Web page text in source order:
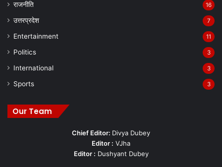
राजनीति 16
उत्तरप्रदेश 7
Entertainment 11
Politics 3
International 3
Sports 3
Our Team
Chief Editor: Divya Dubey
Editor : VJha
Editor : Dushyant Dubey